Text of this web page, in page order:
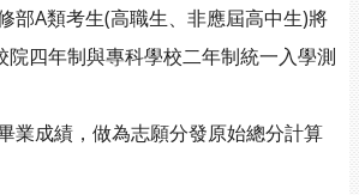
部A類考生(高職生、非應屆高中生)將
院四年制與專科學校二年制統一入學測
績，做為志願分發原始總分計算